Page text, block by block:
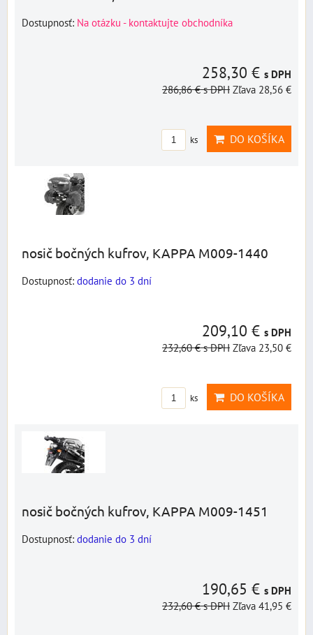
Dostupnosť: Na otázku - kontaktujte obchodníka
258,30 € s DPH
286,86 €s DPH Zľava 28,56 €
ks DO KOŠÍKA
nosič bočných kufrov, KAPPA M009-1440
Dostupnosť: dodanie do 3 dní
209,10 € s DPH
232,60 €s DPH Zľava 23,50 €
ks DO KOŠÍKA
nosič bočných kufrov, KAPPA M009-1451
Dostupnosť: dodanie do 3 dní
190,65 € s DPH
232,60 €s DPH Zľava 41,95 €